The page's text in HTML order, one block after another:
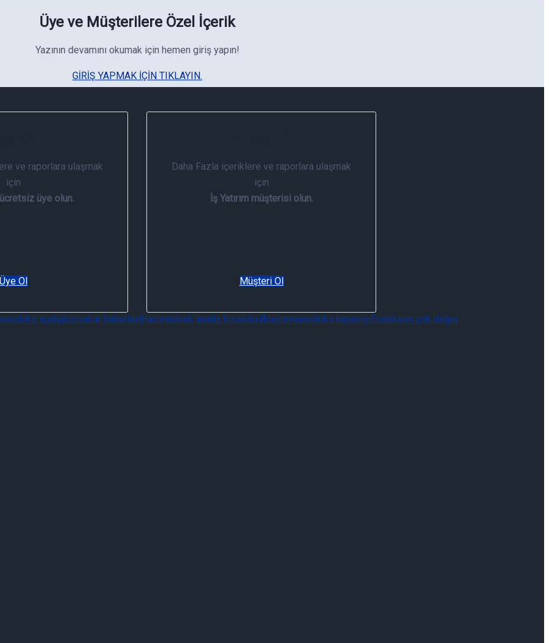
Üye ve Müşterilere Özel İçerik
Yazının devamını okumak için hemen giriş yapın!
GIRIŞ YAPMAK IÇIN TIKLAYIN.
ve raporlara ulaşmak
için
ücretsiz üye olun.
Üye Ol
Daha Fazla içeriklere ve raporlara ulaşmak
için
İş Yatırım müşterisi olun.
Müşteri Ol
endeks açılışıborsakar haberleriHacimteknik analiz hisseleriAraştırmaendeks kapanışıEndeksen çok değer